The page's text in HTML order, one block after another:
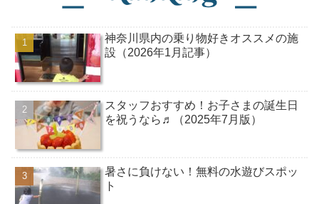
神奈川県内の乗り物好きオススメの施
設（2026年1月記事）
スタッフおすすめ！お子さまの誕生日
を祝うなら♬（2025年7月版）
暑さに負けない！無料の水遊びスポッ
ト